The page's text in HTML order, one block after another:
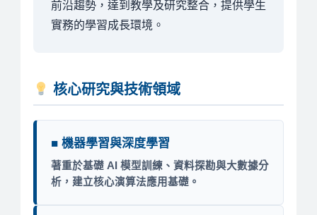
前沿趨勢，達到教學及研究整合，提供學生
實務的學習成長環境。
核心研究與技術領域
■ 機器學習與深度學習
著重於基礎 AI 模型訓練、資料探勘與大數據分
析，建立核心演算法應用基礎。